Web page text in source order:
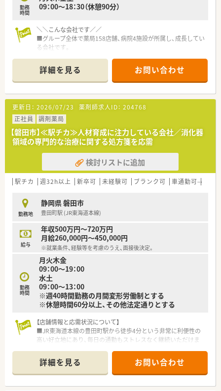
勤務
時間
09：00～18：30（休憩90分）
＼＼こんな会社です／／
■グループ全体で薬局158店舗、病院4施設が所属し、成長してい
る会社です。
域ケアモデルの提供を目指しています。
■同法人は浜松市・磐田市を中心に計9店舗を展開している調剤
薬局です。
■設備面への投資も惜しみなく実施されている、地元に根差した
地域密着型の調剤薬局チェーンです。
■屋号は「あるぷす薬局」で統一しておりますが、設立当初から
ある「あしたば薬局」と「馬郡薬局」だけは当時のままの薬局名で
営業しております。
■各店舗で電子化が進んでおり、本店は3階建てで3階には集合
研修室も完備しております。
■産休・育休の取得率、復帰率も高く女性も安心して活躍できる
■総務部など本社機能がしっかりと整備されておりますので、薬
剤師は業務に集中できる環境です。
積極的に行っています。
＼＼こんな方におススメ／／
■在宅業務に興味をお持ちの方
■浜松市・磐田市内で地元の医療に貢献をしたい方
■家庭と両立しながら長く働きたい方
＼＼店舗について／／
■主な応需科目は精神科・心療内科となります。
■処方箋は1日あたり60枚ほど！
■プライバシーを配慮した完全個室を完備した店舗です。
詳細を見る お問い合わせ
更新日： 2026/07/23 薬剤師求人ID： 204768
正社員
調剤薬局
【磐田市】≪駅チカ≫人材育成に注力している会社／消化器
領域の専門的な治療に関する処方箋を応需
検討リストに追加
駅チカ 週32h以上 新卒可 未経験可 ブランク可 車通勤可
勤務地
静岡県 磐田市
豊田町駅 (JR東海道本線)
給与
年収500万円～720万円
月給260,000円～450,000円
※就業条件、経験等を考慮のうえ、面接後決定。
勤務
時間
月火木金
09：00～19：00
水土
09：00～13：00
※週40時間勤務の月間変形労働制とする
※休憩時間60分以上、その他法定通りとする
【店舗情報と応需状況について】
■JR東海道本線の豊田町駅から徒歩4分という非常に利便性の
高い好立地にあり、毎日の通勤もストレスなく継続いただけま
■内科クリニックをメインに内科や消化器科の処方箋を1日平均
40枚ほど応需しており、じっくりと患者様に向き合えます。
■薬剤師は常時2名体制を敷いており、事務スタッフとも緊密に
連携しながら対応しております。
詳細を見る お問い合わせ